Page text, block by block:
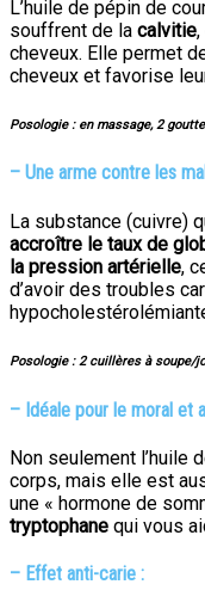
L’huile de pépin de
souffrent de la calvitie
cheveux. Elle permet
cheveux et favorise
Posologie : en massage, 2
– Une arme contre les
La substance (cuivre)
accroître le taux de
la pression artérielle,
d’avoir des troubles
Posologie : 2 cuillères à soupe/
– Idéale pour le moral et
Non seulement l’huile
corps, mais elle est
une « hormone de
tryptophane qui vous
– Effet anti-carie :